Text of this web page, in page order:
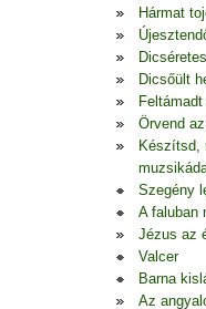
Hármat
Dicsőült
Örvend
Készítsd,
Szegény
A faluban
Jézus az
Valcer
Barna
Az